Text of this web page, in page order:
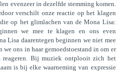
evenzeer in dezelfde stemming komen.
verschilt onze reactie op het klagen
op het glimlachen van de Mona Lisa:
we mee te klagen en ons even
Lisa daarentegen beginnen we niet mee
ons in haar gemoedstoestand in om er
reageren. Bij muziek ontplooit zich het
is bij elke waarneming van expressie